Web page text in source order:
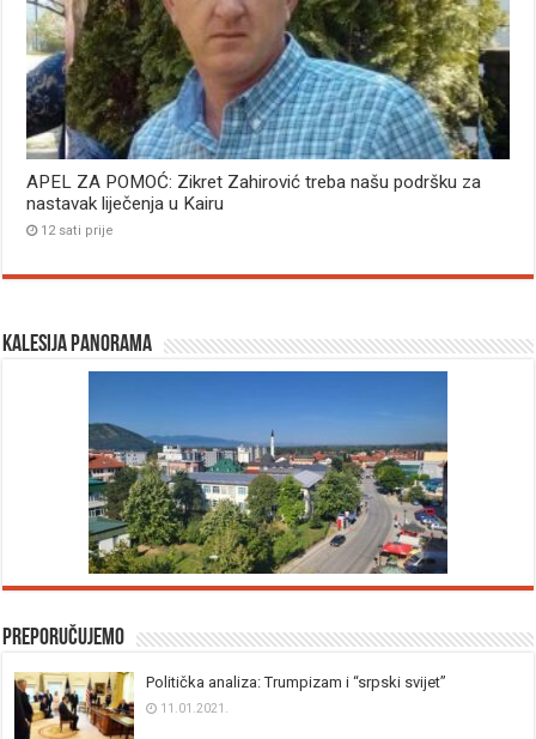
APEL ZA POMOĆ: Zikret Zahirović treba našu podršku za
nastavak liječenja u Kairu
12 sati prije
Kalesija panorama
Preporučujemo
Politička analiza: Trumpizam i “srpski svijet”
11.01.2021.